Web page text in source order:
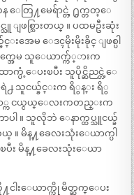
တြ႔မေရ်ာင္တဲ့ ႐ွက္တတ္ေ
စ္သြားတယ္ ။ ပထမဦးဆုံး
ေမ ေဒၚမိုးမိုးခိုင္ ျဖစ္ပါ
ေမ သူေယာက္က်္ားက
ပံ့ေပးၿပီး သူပိုင္ဆိညင္တဲ့ေ
ရဲ႕ သူငယ္ခ်င္းက ရိွန္း ရိွ
ာ္က ငယ္ငယ္ေလးကတည္းက
။ သူလိုဘဲ ေနာက္ထပ္သူငယ္ခ်
မိန္႔ခေလးသုံးေယာက္ပါ
ပီး မိန္႔ခေလးသုံးေယာ
ါးေယာက္ကို မိတ္ဆက္ေပး